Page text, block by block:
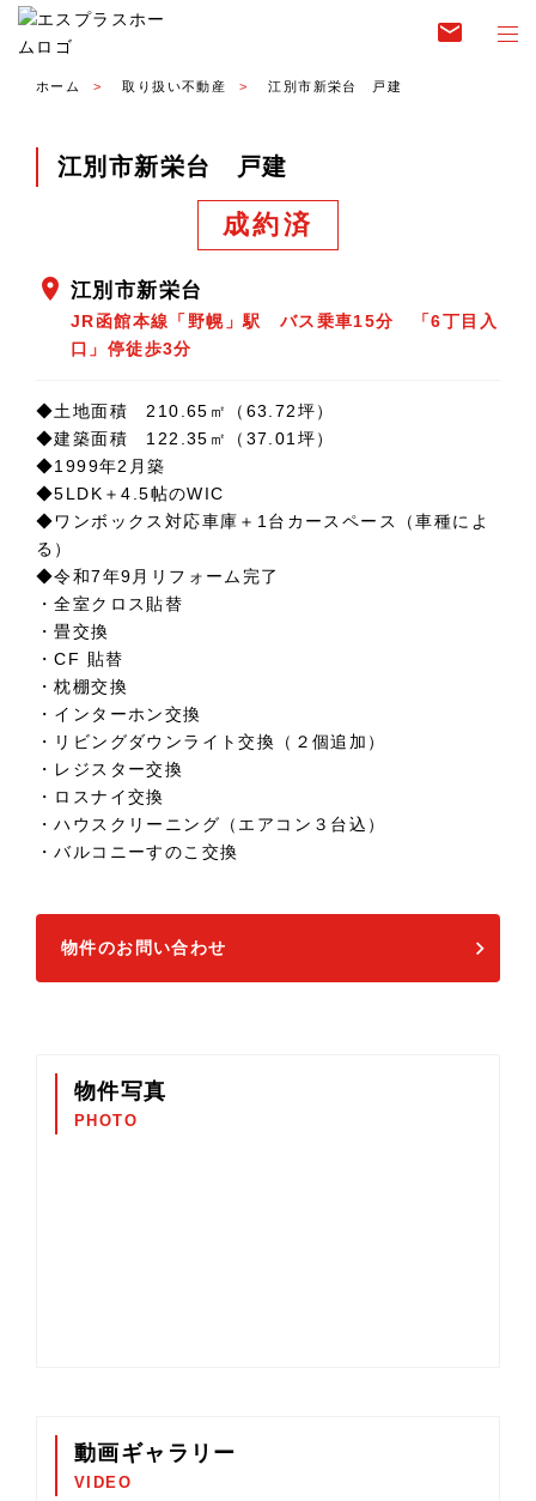
email
ホーム 取り扱い不動産 江別市新栄台 戸建
江別市新栄台 戸建
成約済
location_on 江別市新栄台
JR函館本線「野幌」駅 バス乗車15分 「6丁目入
口」停徒歩3分
◆土地面積 210.65㎡（63.72坪）
◆建築面積 122.35㎡（37.01坪）
◆1999年2月築
◆5LDK＋4.5帖のWIC
◆ワンボックス対応車庫＋1台カースペース（車種によ
る）
◆令和7年9月リフォーム完了
・全室クロス貼替
・畳交換
・CF 貼替
・枕棚交換
・インターホン交換
・リビングダウンライト交換（２個追加）
・レジスター交換
・ロスナイ交換
・ハウスクリーニング（エアコン３台込）
・バルコニーすのこ交換
物件のお問い合わせ
物件写真
PHOTO
動画ギャラリー
VIDEO